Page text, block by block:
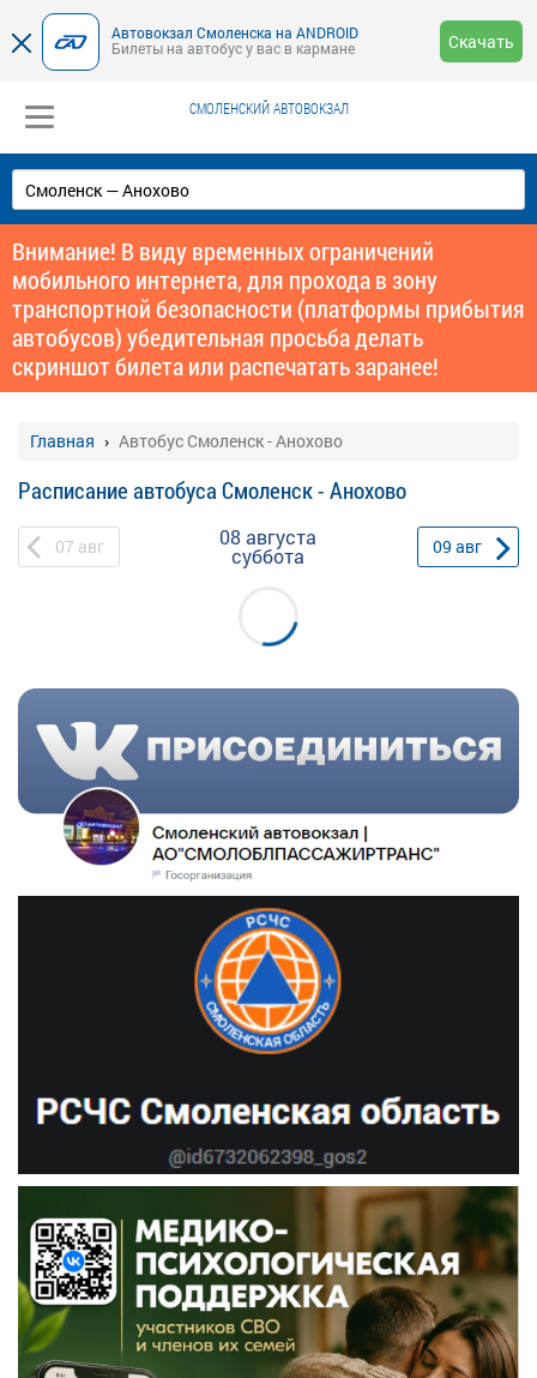
Автовокзал Смоленска на ANDROID
Билеты на автобус у вас в кармане
Скачать
СМОЛЕНСКИЙ АВТОВОКЗАЛ
Внимание! В виду временных ограничений
мобильного интернета, для прохода в зону
транспортной безопасности (платформы прибытия
автобусов) убедительная просьба делать
скриншот билета или распечатать заранее!
Главная Автобус Смоленск - Анохово
Расписание автобуса Смоленск - Анохово
07 авг 08 августа
суббота 09 авг